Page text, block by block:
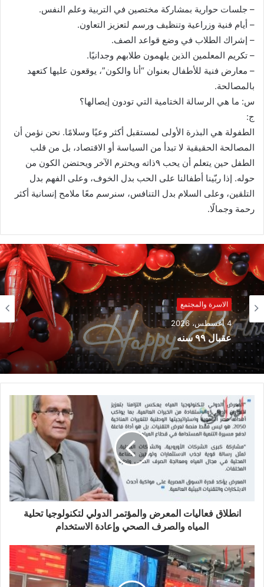
– جلسات حوارية بمشاركة مختصين في التربية وعلم النفس.
– أيام فنية وزراعية وتنظيف ورسم لتعزيز التعاون.
– إشراك الطلاب في وضع قواعد الصف.
– تكريم المعلمين الذين يلهمون طلابهم وجدانيًا.
– معارض فنية للأطفال بعنوان “أنا والكون”، يوقعون عليها كتعهد
بالمصالحة.
س: ما هي الرسالة الختامية التي تودون إيصالها؟
ج:
الطفولة هي البذرة الأولى لمستقبل أكثر وعيًا وسلامًا. نحن نؤمن أن
المصالحة الحقيقية لا تبدأ من السياسة أو الاقتصاد، بل من قلب
الطفل حين يتعلم أن يحب ٩ذاته ويحترم الآخر ويحتضن الكون من
حوله. إذا ربّينا أطفالنا على الحب بدل الخوف، وعلى الفهم بدل
التلقين، وعلى السلام بدل التنافس، سنرسم معًا ملامح إنسانية أكثر
رحمة وجمالًا.
الاسرة والمجتمع
4 أغسطس، 2026
عقبال ٩٩ سنه
انطلاق فعاليات المعرض والمؤتمر الدولي لتكنولوجيا تحلية
المياه والصرف الصحي وإعادة الاستخدام